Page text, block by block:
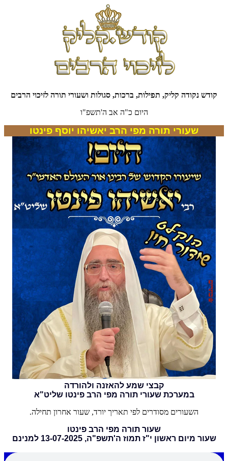
קודש נקודה קליק, תפילות, ברכות, סגולות ושעורי תורה לזיכוי הרבים
היום כ"ה אב ה'תשפ"ו
שעורי תורה מפי הרב יאשיהו יוסף פינטו
קבצי שמע להאזנה ולהורדה
במערכת שעורי תורה מפי הרב פינטו שליט"א
השעורים מסודרים לפי תאריך יורד, שעור אחרון תחילה.
שעור תורה מפי הרב פינטו
שעור מיום ראשון י"ז תמוז ה'תשפ"ה, 13-07-2025 למנינם